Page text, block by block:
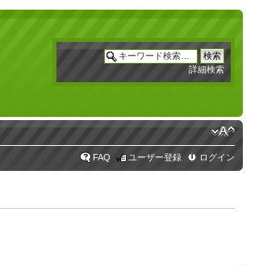
詳細検索
FAQ ユーザー登録 ログイン